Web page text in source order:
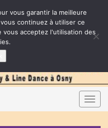
vous garantir la meilleure
continuez à utiliser ce
acceptez l'utilisation des